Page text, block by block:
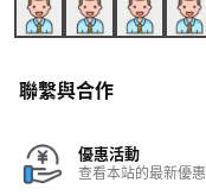
聯繫與合作
優惠活動
查看本站的最新優惠